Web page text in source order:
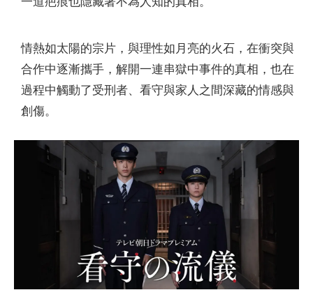
情熱如太陽的宗片，與理性如月亮的火石，在衝突與
合作中逐漸攜手，解開一連串獄中事件的真相，也在
過程中觸動了受刑者、看守與家人之間深藏的情感與
創傷。